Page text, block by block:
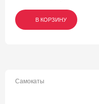
В КОРЗИНУ
В КОРЗИНУ
В КОРЗИНУ
Самокаты